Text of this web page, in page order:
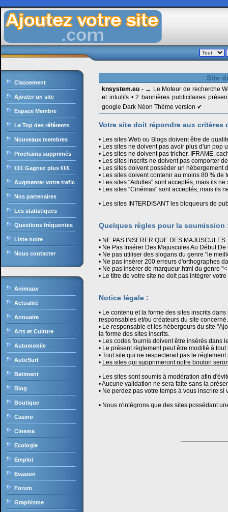
Classement
Ajouter un site
Espace Membre
Le Top des référents
Nouveaux membres
Prochains supprimés
€€€ Gagnez plus €€€
Augmenter votre trafic
Nos partenaires
Les statistiques
Questions fréquentes
Liste noire
Nous contacter
Animaux
Actualité
Annuaire
Arts et Culture
Automobile
AutoSurf
Batiment
Blog
Boutique
Casino
Cinema
Ecologie
Emploi
Evasion
Forum
Graphisme
Site
knsystem.eu - → Le Moteur de recherche
et intuitifs • 2 bannières publicitaires
google Dark Néon Thème version ✔
Votre site doit répondre aux critères
• Les sites Web ou Blogs doivent être de
• Les sites ne doivent pas avoir plus d'un pop
• Les sites ne doivent pas tricher. IFRAME,
• Les sites inscrits ne doivent pas comporter
• Les sites doivent posséder un hébergement
• Les sites doivent contenir au moins 80 % de
• Les sites "Adultes" sont acceptés, mais ils
• Les sites "Cinémas" sont acceptés, mais ils
• Les sites INTERDISANT les bloqueurs de
Quelques règles pour la soumission
• NE PAS INSERER QUE DES
• Ne Pas Insérer Des Majuscules Au Début
• Ne pas utiliser des slogans du genre "le
• Ne pas insérer 200 erreurs d'orthographes
• Ne pas insérer de marqueur html du genre
• Le titre de votre site ne doit pas intégrer
Notice légale :
• Le contenu et la forme des sites inscrits
responsables et/ou créateurs du site concerné.
• Le responsable et les hébergeurs du site
la forme des sites inscrits.
• Les codes fournis doivent être insérés dans
• Le présent règlement peut être modifié à tout
• Tout site qui ne respecterait pas le
• Les sites qui supprimeront notre bouton
• Les sites sont soumis à modération afin
• Aucune validation ne sera faite sans la
• Ne perdez pas votre temps à vous inscrire
• Nous n'intégrons que des sites possédant